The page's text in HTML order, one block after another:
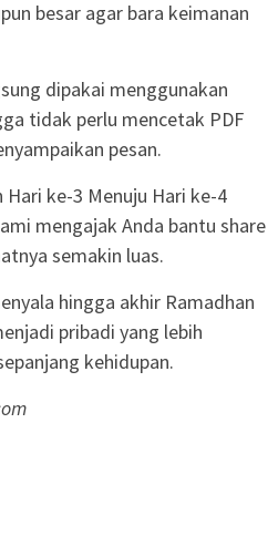
besar agar bara keimanan
dipakai menggunakan
tidak perlu mencetak PDF
pesan.
ke-3 Menuju Hari ke-4
mengajak Anda bantu share
semakin luas.
hingga akhir Ramadhan
pribadi yang lebih
kehidupan.